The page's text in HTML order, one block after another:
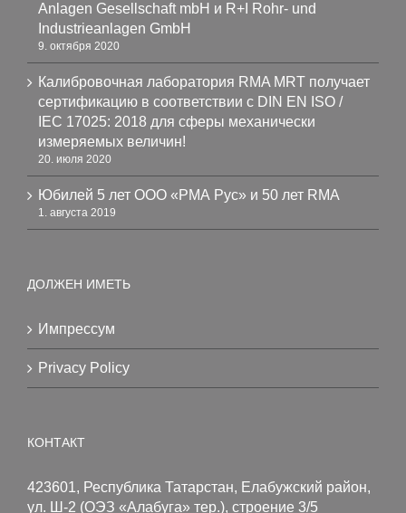
Anlagen Gesellschaft mbH и R+I Rohr- und
Industrieanlagen GmbH
9. октября 2020
Калибровочная лаборатория RMA MRT получает
сертификацию в соответствии с DIN EN ISO /
IEC 17025: 2018 для сферы механически
измеряемых величин!
20. июля 2020
Юбилей 5 лет ООО «РМА Рус» и 50 лет RMA
1. августа 2019
ДОЛЖЕН ИМЕТЬ
Импрессум
Privacy Policy
КОНТАКТ
423601, Республика Татарстан, Елабужский район,
ул. Ш-2 (ОЭЗ «Алабуга» тер.), строение 3/5